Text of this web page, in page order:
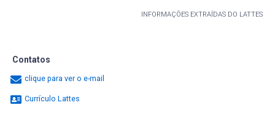
INFORMAÇÕES EXTRAÍDAS DO LATTES
Contatos
clique para ver o e-mail
Currículo Lattes